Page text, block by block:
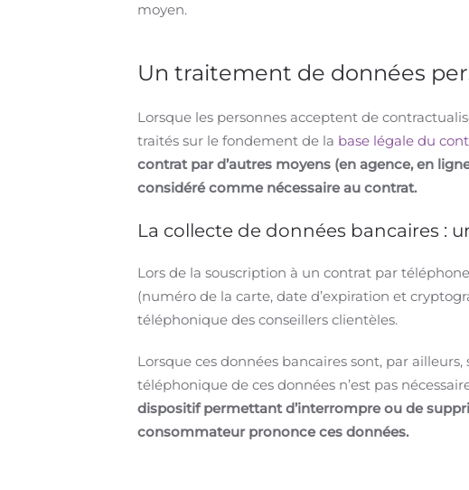
moyen.
Un traitement de données
Lorsque les personnes acceptent de
traités sur le fondement de la base légale du
contrat par d’autres moyens (en agence, en
considéré comme nécessaire au contrat.
La collecte de données bancaires :
Lors de la souscription à un contrat par
(numéro de la carte, date d’expiration et
téléphonique des conseillers clientèles.
Lorsque ces données bancaires sont, par
téléphonique de ces données n’est pas
dispositif permettant d’interrompre ou de
consommateur prononce ces données.